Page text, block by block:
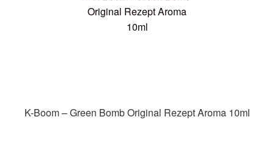
K-Boom – Green Bomb Original Rezept Aroma 10ml